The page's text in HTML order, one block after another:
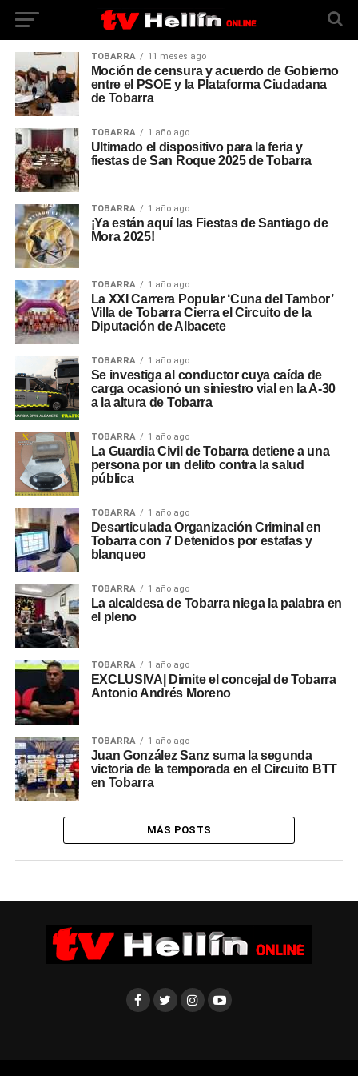
TOBARRA 11 meses ago
Moción de censura y acuerdo de Gobierno
entre el PSOE y la Plataforma Ciudadana
de Tobarra
TOBARRA 1 año ago
Ultimado el dispositivo para la feria y
fiestas de San Roque 2025 de Tobarra
TOBARRA 1 año ago
¡Ya están aquí las Fiestas de Santiago de
Mora 2025!
TOBARRA 1 año ago
La XXI Carrera Popular ‘Cuna del Tambor’
Villa de Tobarra Cierra el Circuito de la
Diputación de Albacete
TOBARRA 1 año ago
Se investiga al conductor cuya caída de
carga ocasionó un siniestro vial en la A-30
a la altura de Tobarra
TOBARRA 1 año ago
La Guardia Civil de Tobarra detiene a una
persona por un delito contra la salud
pública
TOBARRA 1 año ago
Desarticulada Organización Criminal en
Tobarra con 7 Detenidos por estafas y
blanqueo
TOBARRA 1 año ago
La alcaldesa de Tobarra niega la palabra en
el pleno
TOBARRA 1 año ago
EXCLUSIVA| Dimite el concejal de Tobarra
Antonio Andrés Moreno
TOBARRA 1 año ago
Juan González Sanz suma la segunda
victoria de la temporada en el Circuito BTT
en Tobarra
MÁS POSTS